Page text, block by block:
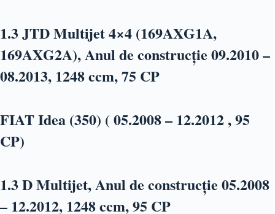
1.3 JTD Multijet 4×4 (169AXG1A,
169AXG2A), Anul de construcție 09.2010 –
08.2013, 1248 ccm, 75 CP
FIAT Idea (350) ( 05.2008 – 12.2012 , 95
CP)
1.3 D Multijet, Anul de construcție 05.2008
– 12.2012, 1248 ccm, 95 CP